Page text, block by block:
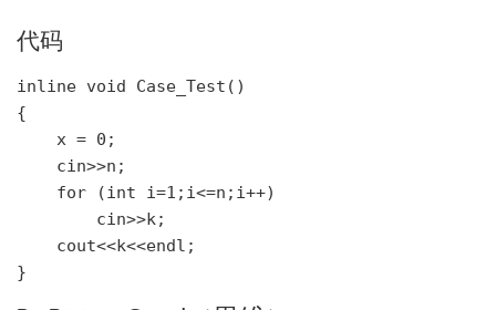
代码
inline void Case_Test()
{
    x = 0;
    cin>>n;
    for (int i=1;i<=n;i++)
        cin>>k;
    cout<<k<<endl;